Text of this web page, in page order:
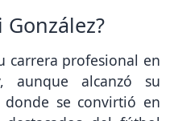
carrera profesional en
aunque alcanzó su
donde se convirtió en